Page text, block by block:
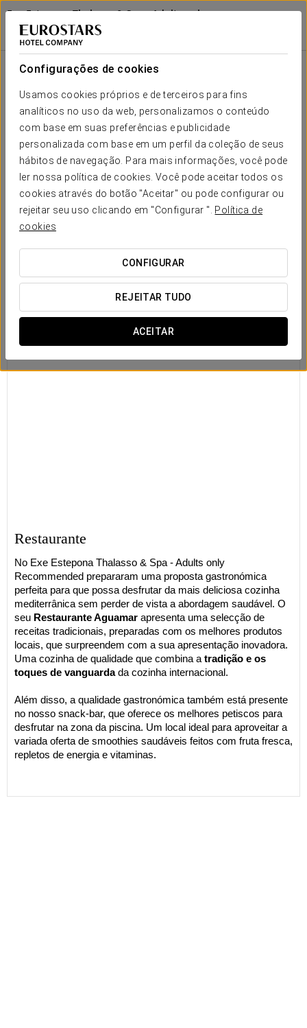
Configurações de cookies
Usamos cookies próprios e de terceiros para fins
analíticos no uso da web, personalizamos o conteúdo
com base em suas preferências e publicidade
personalizada com base em um perfil da coleção de seus
hábitos de navegação. Para mais informações, você pode
ler nossa política de cookies. Você pode aceitar todos os
cookies através do botão "Aceitar" ou pode configurar ou
rejeitar seu uso clicando em "Configurar ". Política de
cookies
CONFIGURAR
REJEITAR TUDO
ACEITAR
Exe Estepona Thalasso & Spa - Adults only
Recommended
MÁLAGA - ESTEPONA
Restauração
Restaurante
No Exe Estepona Thalasso & Spa - Adults only
Recommended prepararam uma proposta gastronómica
perfeita para que possa desfrutar da mais deliciosa cozinha
mediterrânica sem perder de vista a abordagem saudável. O
seu Restaurante Aguamar apresenta uma selecção de
receitas tradicionais, preparadas com os melhores produtos
locais, que surpreendem com a sua apresentação inovadora.
Uma cozinha de qualidade que combina a tradição e os
toques de vanguardada cozinha internacional.
Além disso, a qualidade gastronómica também está presente
no nosso snack-bar, que oferece os melhores petiscos para
desfrutar na zona da piscina. Um local ideal para aproveitar a
variada oferta de smoothies saudáveis feitos com fruta fresca,
repletos de energia e vitaminas.